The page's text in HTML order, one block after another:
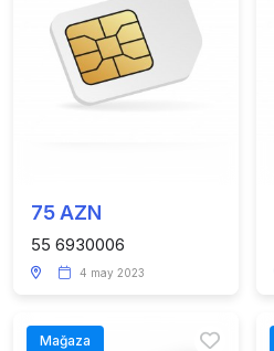
75 AZN
55 6930006
4 may 2023
Mağaza